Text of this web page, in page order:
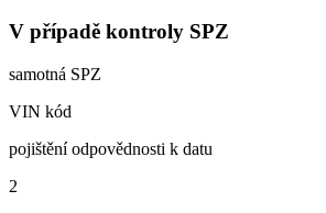
V případě kontroly SPZ
samotná SPZ
VIN kód
pojištění odpovědnosti k datu
2